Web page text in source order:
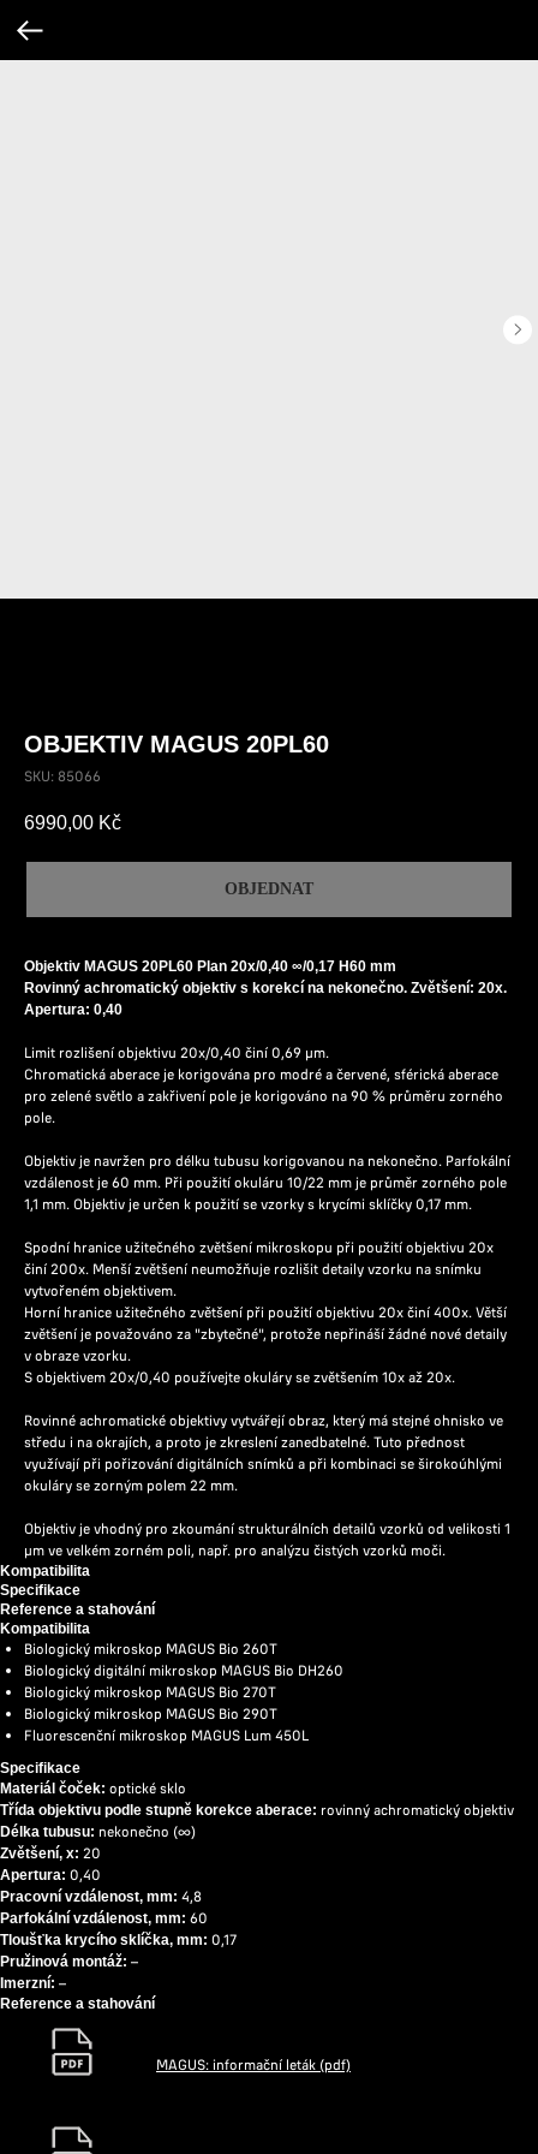
OBJEKTIV MAGUS 20PL60
SKU: 85066
6990,00 Kč
OBJEDNAT
Objektiv MAGUS 20PL60 Plan 20х/0,40 ∞/0,17 H60 mm
Rovinný achromatický objektiv s korekcí na nekonečno. Zvětšení: 20x.
Apertura: 0,40
Limit rozlišení objektivu 20х/0,40 činí 0,69 µm.
Chromatická aberace je korigována pro modré a červené, sférická aberace
pro zelené světlo a zakřivení pole je korigováno na 90 % průměru zorného
pole.
Objektiv je navržen pro délku tubusu korigovanou na nekonečno. Parfokální
vzdálenost je 60 mm. Při použití okuláru 10/22 mm je průměr zorného pole
1,1 mm. Objektiv je určen k použití se vzorky s krycími sklíčky 0,17 mm.
Spodní hranice užitečného zvětšení mikroskopu při použití objektivu 20x
činí 200x. Menší zvětšení neumožňuje rozlišit detaily vzorku na snímku
vytvořeném objektivem.
Horní hranice užitečného zvětšení při použití objektivu 20x činí 400x. Větší
zvětšení je považováno za "zbytečné", protože nepřináší žádné nové detaily
v obraze vzorku.
S objektivem 20x/0,40 používejte okuláry se zvětšením 10x až 20x.
Rovinné achromatické objektivy vytvářejí obraz, který má stejné ohnisko ve
středu i na okrajích, a proto je zkreslení zanedbatelné. Tuto přednost
využívají při pořizování digitálních snímků a při kombinaci se širokoúhlými
okuláry se zorným polem 22 mm.
Objektiv je vhodný pro zkoumání strukturálních detailů vzorků od velikosti 1
µm ve velkém zorném poli, např. pro analýzu čistých vzorků moči.
Kompatibilita
Specifikace
Reference a stahování
Kompatibilita
Biologický mikroskop MAGUS Bio 260T
Biologický digitální mikroskop MAGUS Bio DH260
Biologický mikroskop MAGUS Bio 270T
Biologický mikroskop MAGUS Bio 290T
Fluorescenční mikroskop MAGUS Lum 450L
Specifikace
Materiál čoček: optické sklo
Třída objektivu podle stupně korekce aberace: rovinný achromatický objektiv
Délka tubusu: nekonečno (∞)
Zvětšení, x: 20
Apertura: 0,40
Pracovní vzdálenost, mm: 4,8
Parfokální vzdálenost, mm: 60
Tloušťka krycího sklíčka, mm: 0,17
Pružinová montáž: –
Imerzní: –
Reference a stahování
MAGUS: informační leták (pdf)